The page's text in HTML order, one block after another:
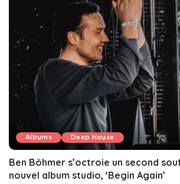
Albums Deep House
Ben Böhmer s’octroie un second
nouvel album studio, ‘Begin Again’